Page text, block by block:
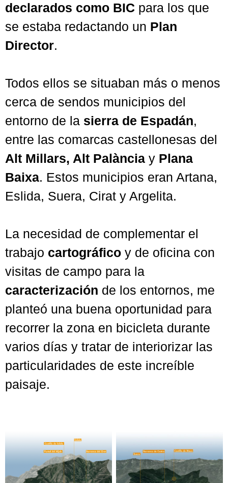
declarados como BIC para los que
se estaba redactando un Plan
Director.
Todos ellos se situaban más o menos
cerca de sendos municipios del
entorno de la sierra de Espadán,
entre las comarcas castellonesas del
Alt Millars, Alt Palància y Plana
Baixa. Estos municipios eran Artana,
Eslida, Suera, Cirat y Argelita.
La necesidad de complementar el
trabajo cartográfico y de oficina con
visitas de campo para la
caracterización de los entornos, me
planteó una buena oportunidad para
recorrer la zona en bicicleta durante
varios días y tratar de interiorizar las
particularidades de este increíble
paisaje.